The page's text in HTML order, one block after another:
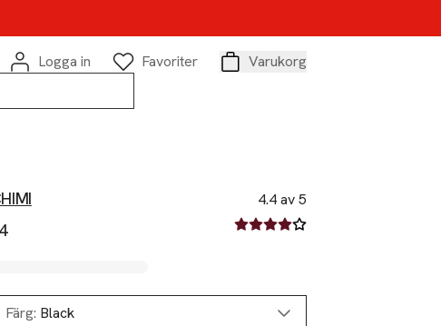
Logga in
Favoriter
Varukorg
4.4 av 5
4.4 av fem stjärnor
Färg: Black